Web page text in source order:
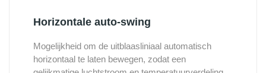
Horizontale auto-swing
Mogelijkheid om de uitblaasliniaal automatisch
horizontaal te laten bewegen, zodat een